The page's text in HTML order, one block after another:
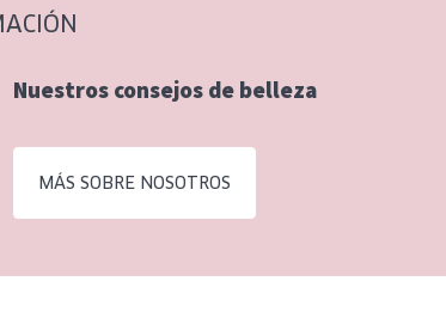
Nuestros consejos de belleza
MÁS SOBRE NOSOTROS